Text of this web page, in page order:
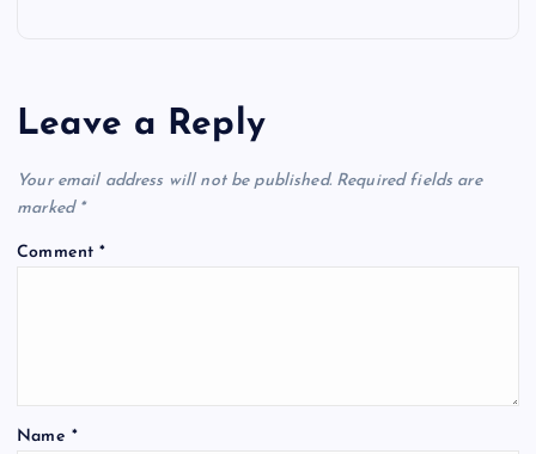
v
i
g
i
Leave a Reply
Your email address will not be published. Required fields are
marked *
Comment*
Name *